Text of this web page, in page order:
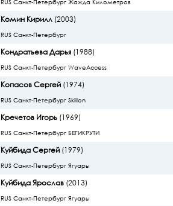
RUS Санкт-Петербург Жажда Километров
Комин Кирилл(2003)
RUS Санкт-Петербург
Кондратьева Дарья(1988)
RUS Санкт-Петербург WaveAccess
Копасов Сергей(1974)
RUS Санкт-Петербург Skillon
Кречетов Игорь(1969)
RUS Санкт-Петербург БЕГИКРУТИ
Куйбида Сергей(1979)
RUS Санкт-Петербург Ягуары
Куйбида Ярослав(2013)
RUS Санкт-Петербург Ягуары